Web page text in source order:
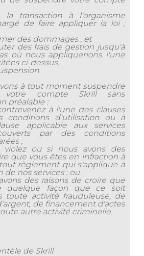
la transaction à l'organisme
de faire appliquer la loi ;
des dommages ; et
des frais de gestion jusqu'à
où nous appliquerions l'une
ci-dessus.
à tout moment suspendre
compte Skrill sans
préalable :
contrevenez à l'une des clauses
conditions d'utilisation ou à
applicable aux services
par des conditions
;
violez ou si nous avons des
que vous êtes en infraction à
règlement qui s'applique à
de nos services ; ou
avons des raisons de croire que
quelque façon que ce soit
toute activité frauduleuse, de
de financement d'actes
autre activité criminelle.
de Skrill